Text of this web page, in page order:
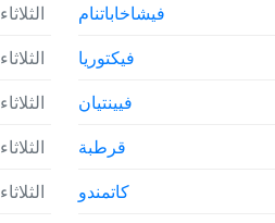
الثلاثاء
الثلاثاء
الثلاثاء
الثلاثاء
الثلاثاء
فيشاخاباتنام
فيكتوريا
فيينتيان
قرطبة
كاتمندو